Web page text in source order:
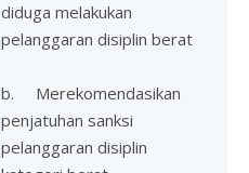
diduga melakukan
pelanggaran disiplin berat
b. Merekomendasikan
penjatuhan sanksi
pelanggaran disiplin